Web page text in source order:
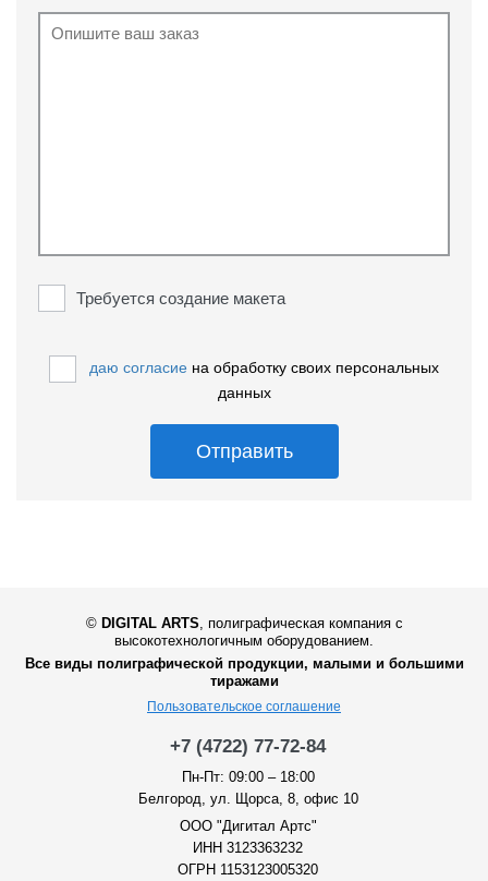
Требуется создание макета
даю согласие на обработку своих персональных
данных
Отправить
© DIGITAL ARTS
полиграфическая компания с
высокотехнологичным оборудованием.
Все виды полиграфической продукции, малыми и большими
тиражами
Пользовательское соглашение
+7 (4722) 77-72-84
Пн-Пт: 09:00 – 18:00
Белгород, ул. Щорса, 8, офис 10
ООО "Дигитал Артс"
ИНН 3123363232
ОГРН 1153123005320